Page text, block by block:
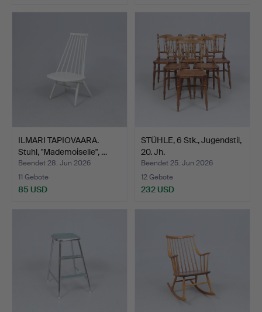
ILMARI TAPIOVAARA.
Stuhl, "Mademoiselle", …
Beendet 28. Jun 2026
11 Gebote
85 USD
STÜHLE, 6 Stk., Jugendstil,
20. Jh.
Beendet 25. Jun 2026
12 Gebote
232 USD